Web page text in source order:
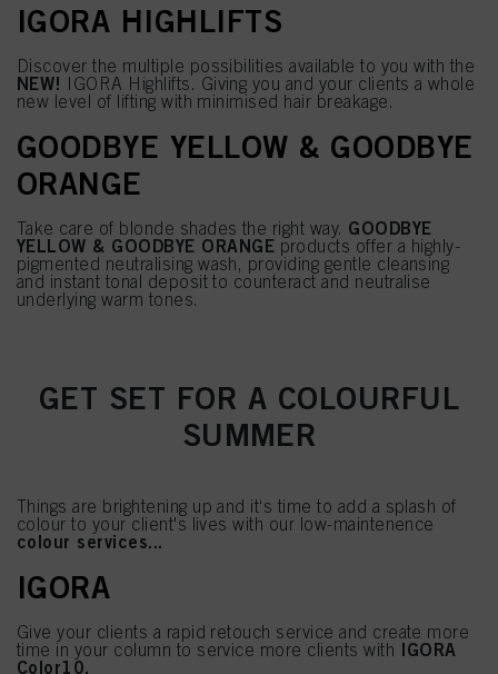
IGORA HIGHLIFTS
Discover the multiple possibilities available to you with the
NEW!
IGORA Highlifts. Giving you and your clients a whole
new level of lifting with minimised hair breakage.
GOODBYE YELLOW & GOODBYE
ORANGE
Take care of blonde shades the right way. GOODBYE
YELLOW & GOODBYE ORANGE products offer a highly-
pigmented neutralising wash, providing gentle cleansing
and instant tonal deposit to counteract and neutralise
underlying warm tones.
GET SET FOR A COLOURFUL
SUMMER
Things are brightening up and it‘s time to add a splash of
colour to your client's lives with our low-maintenence
colour services...
IGORA
Give your clients a rapid retouch service and create more
time in your column to service more clients with IGORA
Color10.